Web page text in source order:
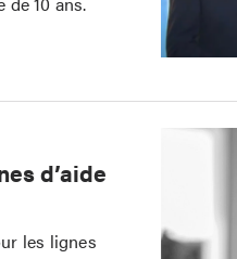
d’aide
les lignes